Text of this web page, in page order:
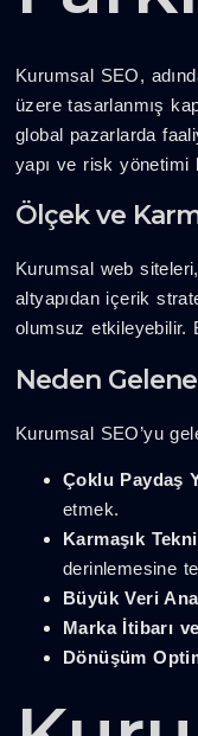
Kurumsal SEO,
üzere tasarlanmış
global pazarlarda
yapı ve risk yönetimi
Ölçek ve
Kurumsal web
altyapıdan içerik
olumsuz etkileyebilir.
Neden
Kurumsal SEO’yu
Çoklu Paydaş
etmek.
Karmaşık
derinlemesine
Büyük Veri
Marka İtibarı
Dönüşüm